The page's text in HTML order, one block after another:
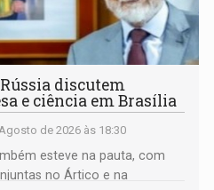
Rússia discutem
e ciência em Brasília
de 2026 às 18:30
esteve na pauta, com
no Ártico e na